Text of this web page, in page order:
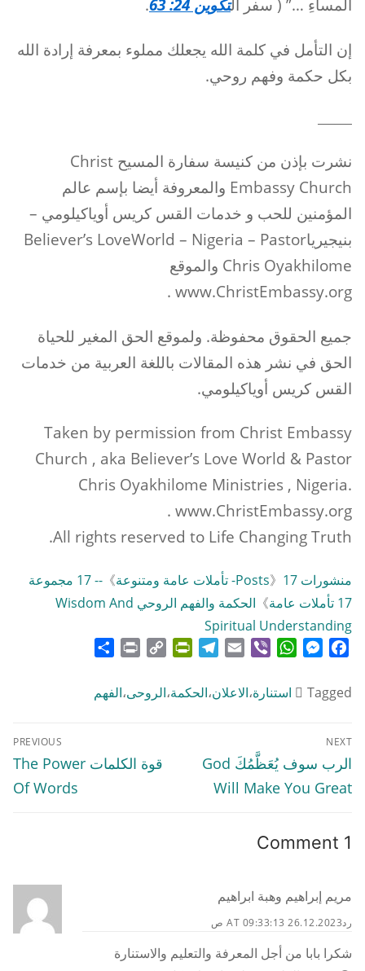
المساءِ …” ( سفر التكوين 24: 63 .
إن التأمل في كلمة الله يجعلك مملوء بمعرفة إرادة الله
بكل حكمة وفهم روحي.
نشرت بإذن من كنيسة سفارة المسيح Christ
Embassy Church والمعروفة أيضا بإسم عالم
المؤمنين للحب و خدمات القس كريس أوياكيلومي –
بنيجيرياBeliever’s LoveWorld – Nigeria – Pastor
Chris Oyakhilome والموقع
www.ChristEmbassy.org .
جميع الحقوق محفوظة. ولموقع الحق المغير للحياة
الحق في نشر هذه المقالات باللغة العربية من خدمات
القس كريس أوياكيلومي.
Taken by permission from Christ Embassy
Church , aka Believer’s Love World & Pastor
Chris Oyakhilome Ministries , Nigeria.
www.ChristEmbassy.org .
All rights reserved to Life Changing Truth.
منشورات Posts 》 17- تأملات عامة ومتنوعة 》
-- 17 مجموعة
17 تأملات عامة
》
الحكمة والفهم الروحي Wisdom And
Spiritual Understanding
Facebook
Messenger
WhatsApp
Viber
Email
Telegram
PrintFriendly
Copy
Print
Tagged استنارة،الاعلان،الحكمة،الروحى،الفهم
تصفّح
المقالات
PREVIOUS
Previous
قوة الكلمات The Power
Of Words
NEXT
Next
post:
الرب سوف يُعَظَّمُكَ God
Will Make You Great
1 Comment
مريم إبراهيم وهبة ابراهيم
26.12.2023 AT 09:33:13 صرد
شكرا بابا من أجل المعرفة والتعليم والاستنارة